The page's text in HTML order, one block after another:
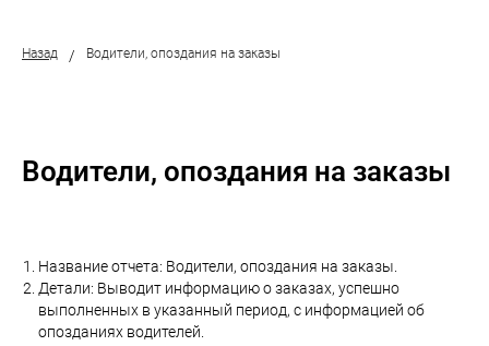
Назад / Водители, опоздания на заказы
Водители, опоздания на заказы
Название отчета: Водители, опоздания на заказы.
Детали: Выводит информацию о заказах, успешно
выполненных в указанный период, с информацией об
опозданиях водителей.